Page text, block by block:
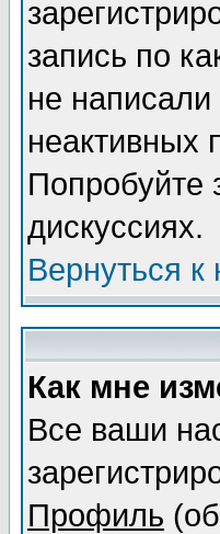
запись по
не
неактивных
Попробуйте
дискуссиях.
Вернуться к
Как мне
Все ваши
Профиль